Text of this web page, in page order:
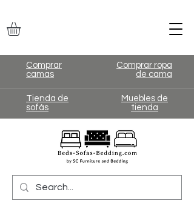
Comprar
camas
Comprar ropa
de cama
Tienda de
sofás
Muebles de
tienda